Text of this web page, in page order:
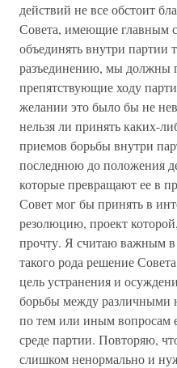
действий не все обстоит
Совета, имеющие главным
объединять внутри партии
разъединению, мы должны
препятствующие ходу
желании это было бы не
нельзя ли принять каких-
приемов борьбы внутри
последнюю до положения
которые превращают ее в
Совет мог бы принять в
резолюцию, проект
прочту. Я считаю важным
такого рода решение
цель устранения и
борьбы между различными
по тем или иным вопросам
среде партии. Повторяю,
слишком ненормально и